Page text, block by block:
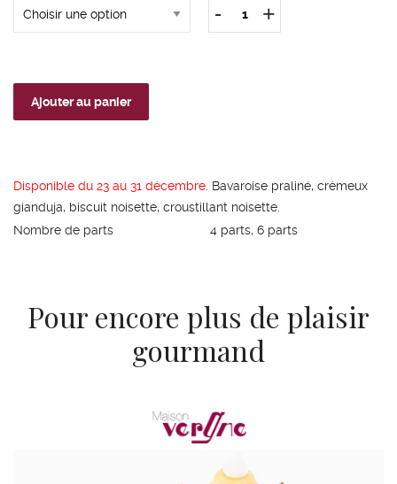
-
quantité
+
Ajouter au panier
Disponible du 23 au 31 décembre. Bavaroise praliné, crémeux
gianduja, biscuit noisette, croustillant noisette.
Nombre de parts
4 parts, 6 parts
Pour encore plus de plaisir
gourmand